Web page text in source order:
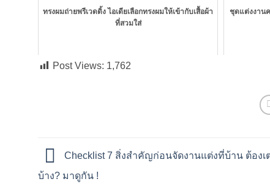
ทรงผมถ่ายพรีเวดดิ้ง ไอเดียเลือกทรงผมให้เข้ากับเสื้อผ้า
ที่สวมใส่
ชุดแต่งงาน
Post Views: 1,762
Checklist 7 สิ่งสำคัญก่อนจัดงานแต่งที่บ้าน ต้องเ
บ้าง? มาดูกัน !